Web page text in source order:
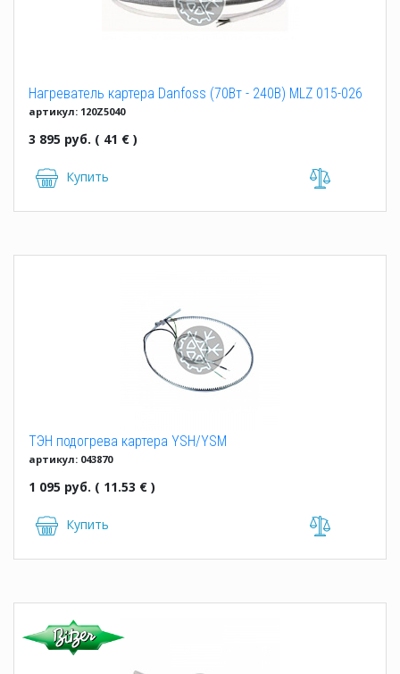
Нагреватель картера Danfoss (70Вт - 240В) MLZ 015-026
артикул: 120Z5040
3 895 руб. ( 41 € )
Купить
ТЭН подогрева картера YSH/YSM
артикул: 043870
1 095 руб. ( 11.53 € )
Купить